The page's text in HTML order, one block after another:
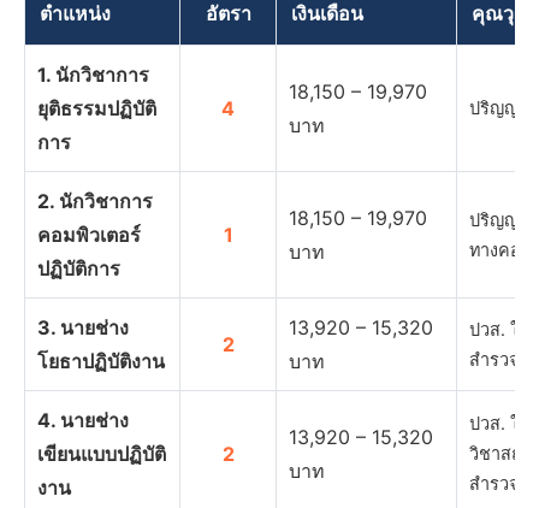
ตำแหน่ง อัตรา เงินเดือน คุณวุฒิ
1. นักวิชาการ
ยุติธรรมปฏิบัติ
การ
4
18,150 – 19,970
บาท
ปริญญาต
2. นักวิชาการ
คอมพิวเตอร์
ปฏิบัติการ
1
18,150 – 19,970
บาท
ปริญญาต
ทางคอม
3. นายช่าง
โยธาปฏิบัติงาน
2
13,920 – 15,320
บาท
ปวส. ใน
สำรวจ
4. นายช่าง
เขียนแบบปฏิบัติ
งาน
2
13,920 – 15,320
บาท
ปวส. ใน
วิชาสถา
สำรวจ,